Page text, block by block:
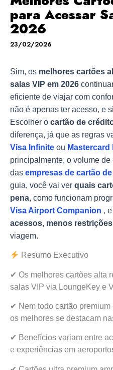
para Acessar
2026
23/02/2026
Sim, os melhores cartões
salas VIP em 2026
eficiente de viajar com
não é apenas ter acesso, e
Escolher o cartão de
diferença, já que as regras
Visa Infinite ou Mastercard
principalmente, o volume
das empresas de cartão
guia, você vai ver quais
pena, como funcionam
Visa Airport Companion ,
acessos, menos
viagem.
Resumo Executivo
✔ Os melhores cartões alta
salas VIP via LoungeKey e
✔ Nem todo cartão
os melhores se destacam
✔ Benefícios variam entre
e experiências em